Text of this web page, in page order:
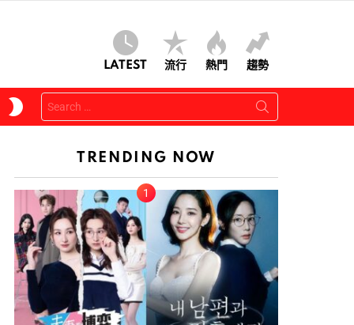
LATEST 流行 熱門 趨勢
SKIN
Search
for:
TRENDING NOW